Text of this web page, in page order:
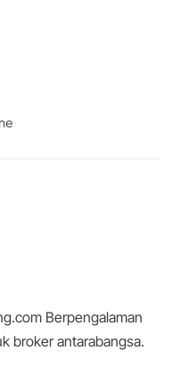
Berpengalaman
broker antarabangsa.